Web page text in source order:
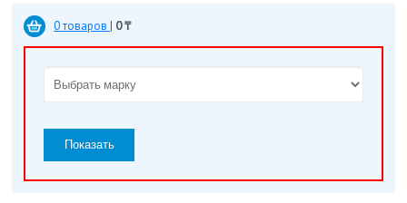
0 товаров | 0 ₸
Показать